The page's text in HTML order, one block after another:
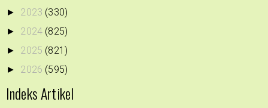
► 2023 (330)
► 2024 (825)
► 2025 (821)
► 2026 (595)
Indeks Artikel